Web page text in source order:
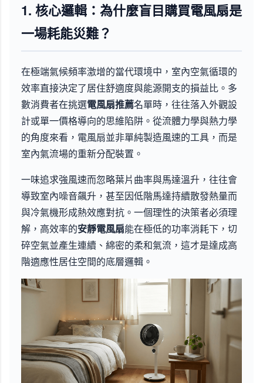
1. 核心邏輯：為什麼盲目購買電風扇是
一場耗能災難？
在極端氣候頻率激增的當代環境中，室內空氣循環的
效率直接決定了居住舒適度與能源開支的損益比。多
數消費者在挑選電風扇推薦名單時，往往落入外觀設
計或單一價格導向的思維陷阱。從流體力學與熱力學
的角度來看，電風扇並非單純製造風速的工具，而是
室內氣流場的重新分配裝置。
一味追求強風速而忽略葉片曲率與馬達溫升，往往會
導致室內噪音飆升，甚至因低階馬達持續散發熱量而
與冷氣機形成熱效應對抗。一個理性的決策者必須理
解，高效率的安靜電風扇能在極低的功率消耗下，切
碎空氣並產生連續、綿密的柔和氣流，這才是達成高
階適應性居住空間的底層邏輯。